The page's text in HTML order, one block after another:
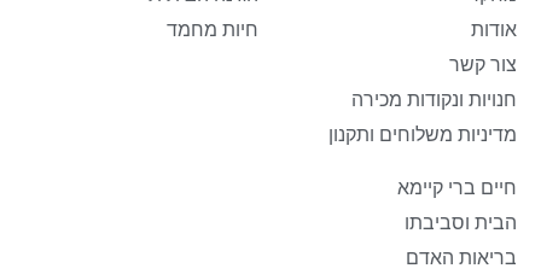
אודות
צור קשר
חנויות ונקודות מכירה
מדיניות משלוחים ותקנון
חיות מחמד
חיים ברי קיימא
הבית וסביבתו
בריאות האדם